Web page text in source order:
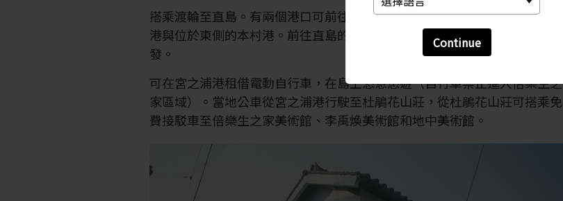
Continue
搭乘渡輪至直島。有兩個港口可前往直島，分別為：位於直島西側的宮之浦
港與位於東側的本村港。前往直島的渡輪從香川縣高松港和岡山縣宇野港出
發。
可在宮之浦港租借電動自行車，在島上恣意悠遊（自行車禁止進入倍樂生之
家區域）。當地公車從宮之浦港行駛至杜鵑花山莊，從杜鵑花山莊可搭乘免
費接駁車至倍樂生之家美術館、李禹煥美術館和地中美術館。